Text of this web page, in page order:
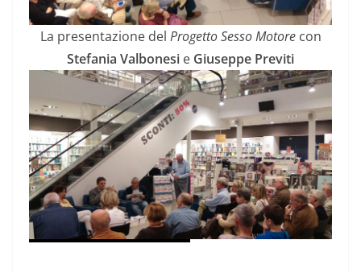
La presentazione del Progetto Sesso Motorecon
Stefania Valbonesi e Giuseppe Previti